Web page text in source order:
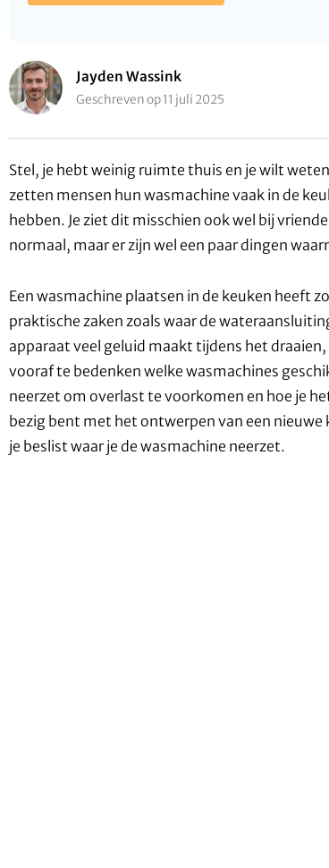
Jayden Wassink
Geschreven op 11 juli 2025
Stel, je hebt weinig ruimte thuis en je wilt
zetten mensen hun wasmachine vaak in de
hebben. Je ziet dit misschien ook wel bij
normaal, maar er zijn wel een paar dingen
Een wasmachine plaatsen in de keuken heeft
praktische zaken zoals waar de
apparaat veel geluid maakt tijdens het
vooraf te bedenken welke wasmachines
neerzet om overlast te voorkomen en hoe je
bezig bent met het ontwerpen van een
je beslist waar je de wasmachine neerzet.